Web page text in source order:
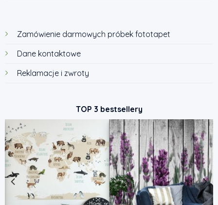
Zamówienie darmowych próbek fototapet
Dane kontaktowe
Reklamacje i zwroty
TOP 3 bestsellery